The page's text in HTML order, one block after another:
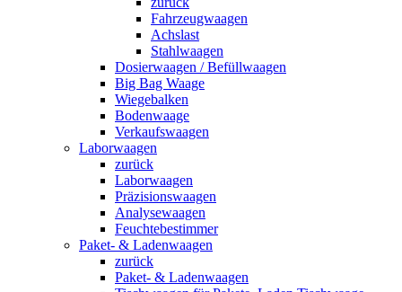
Fahrzeugwaagen
Achslast
Stahlwaagen
Dosierwaagen / Befüllwaagen
Big Bag Waage
Wiegebalken
Bodenwaage
Verkaufswaagen
Laborwaagen
zurück
Laborwaagen
Präzisionswaagen
Analysewaagen
Feuchtebestimmer
Paket- & Ladenwaagen
zurück
Paket- & Ladenwaagen